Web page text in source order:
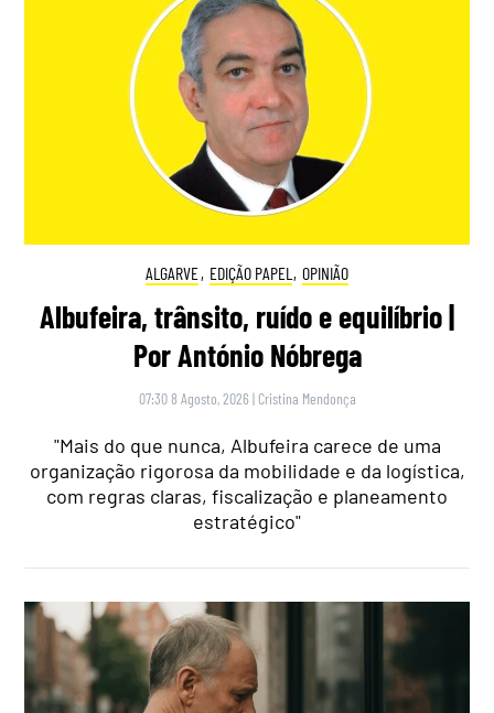
ALGARVE, EDIÇÃO PAPEL , OPINIÃO
Albufeira, trânsito, ruído e equilíbrio |
Por António Nóbrega
07:30 8 Agosto, 2026 | Cristina Mendonça
"Mais do que nunca, Albufeira carece de uma
organização rigorosa da mobilidade e da logística,
com regras claras, fiscalização e planeamento
estratégico"